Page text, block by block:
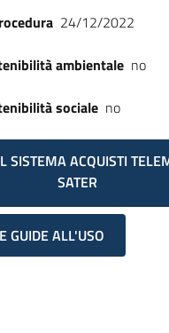
24/12/2022
ambientale no
sociale no
SISTEMA ACQUISTI
SATER
GUIDE ALL'USO